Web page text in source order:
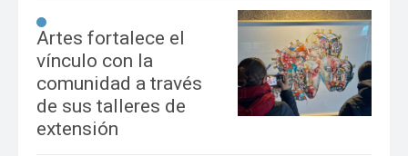
Artes fortalece el
vínculo con la
comunidad a través
de sus talleres de
extensión